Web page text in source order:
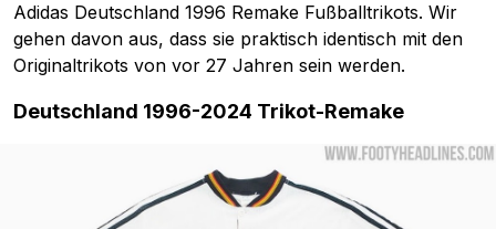
Adidas Deutschland 1996 Remake Fußballtrikots. Wir
gehen davon aus, dass sie praktisch identisch mit den
Originaltrikots von vor 27 Jahren sein werden.
Deutschland 1996-2024 Trikot-Remake